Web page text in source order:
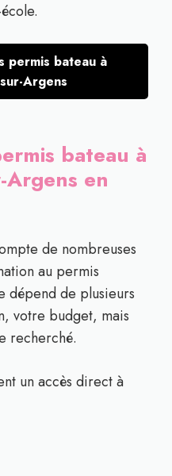
permis bateau à
Argens
bateau à
en
de nombreuses
au permis
dépend de plusieurs
votre budget, mais
recherché.
un accès direct à